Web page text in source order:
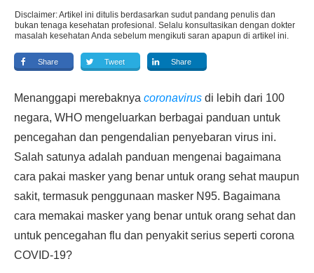
Disclaimer: Artikel ini ditulis berdasarkan sudut pandang penulis dan
bukan tenaga kesehatan profesional. Selalu konsultasikan dengan dokter
masalah kesehatan Anda sebelum mengikuti saran apapun di artikel ini.
Share Tweet Share
Menanggapi merebaknya coronavirus di lebih dari 100
negara, WHO mengeluarkan berbagai panduan untuk
pencegahan dan pengendalian penyebaran virus ini.
Salah satunya adalah panduan mengenai bagaimana
cara pakai masker yang benar untuk orang sehat maupun
sakit, termasuk penggunaan masker N95. Bagaimana
cara memakai masker yang benar untuk orang sehat dan
untuk pencegahan flu dan penyakit serius seperti corona
COVID-19?